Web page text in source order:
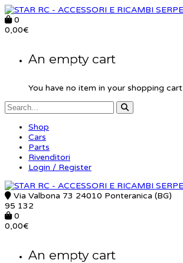
0
0,00€
An empty cart
You have no item in your shopping cart
Shop
Cars
Parts
Rivenditori
Login / Register
Via Valbona 73 24010 Ponteranica (BG)
95 132
0
0,00€
An empty cart